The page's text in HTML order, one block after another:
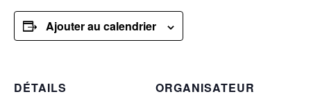
Ajouter au calendrier
DÉTAILS
ORGANISATEUR